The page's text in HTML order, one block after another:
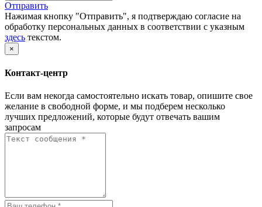
Отправить
Нажимая кнопку "Отправить", я подтверждаю согласие на
обработку персональных данных в соответствии с указным
здесь текстом.
×
Контакт-центр
Если вам некогда самостоятельно искать товар, опишите свое
желание в свободной форме, и мы подберем несколько
лучших предложений, которые будут отвечать вашим
запросам